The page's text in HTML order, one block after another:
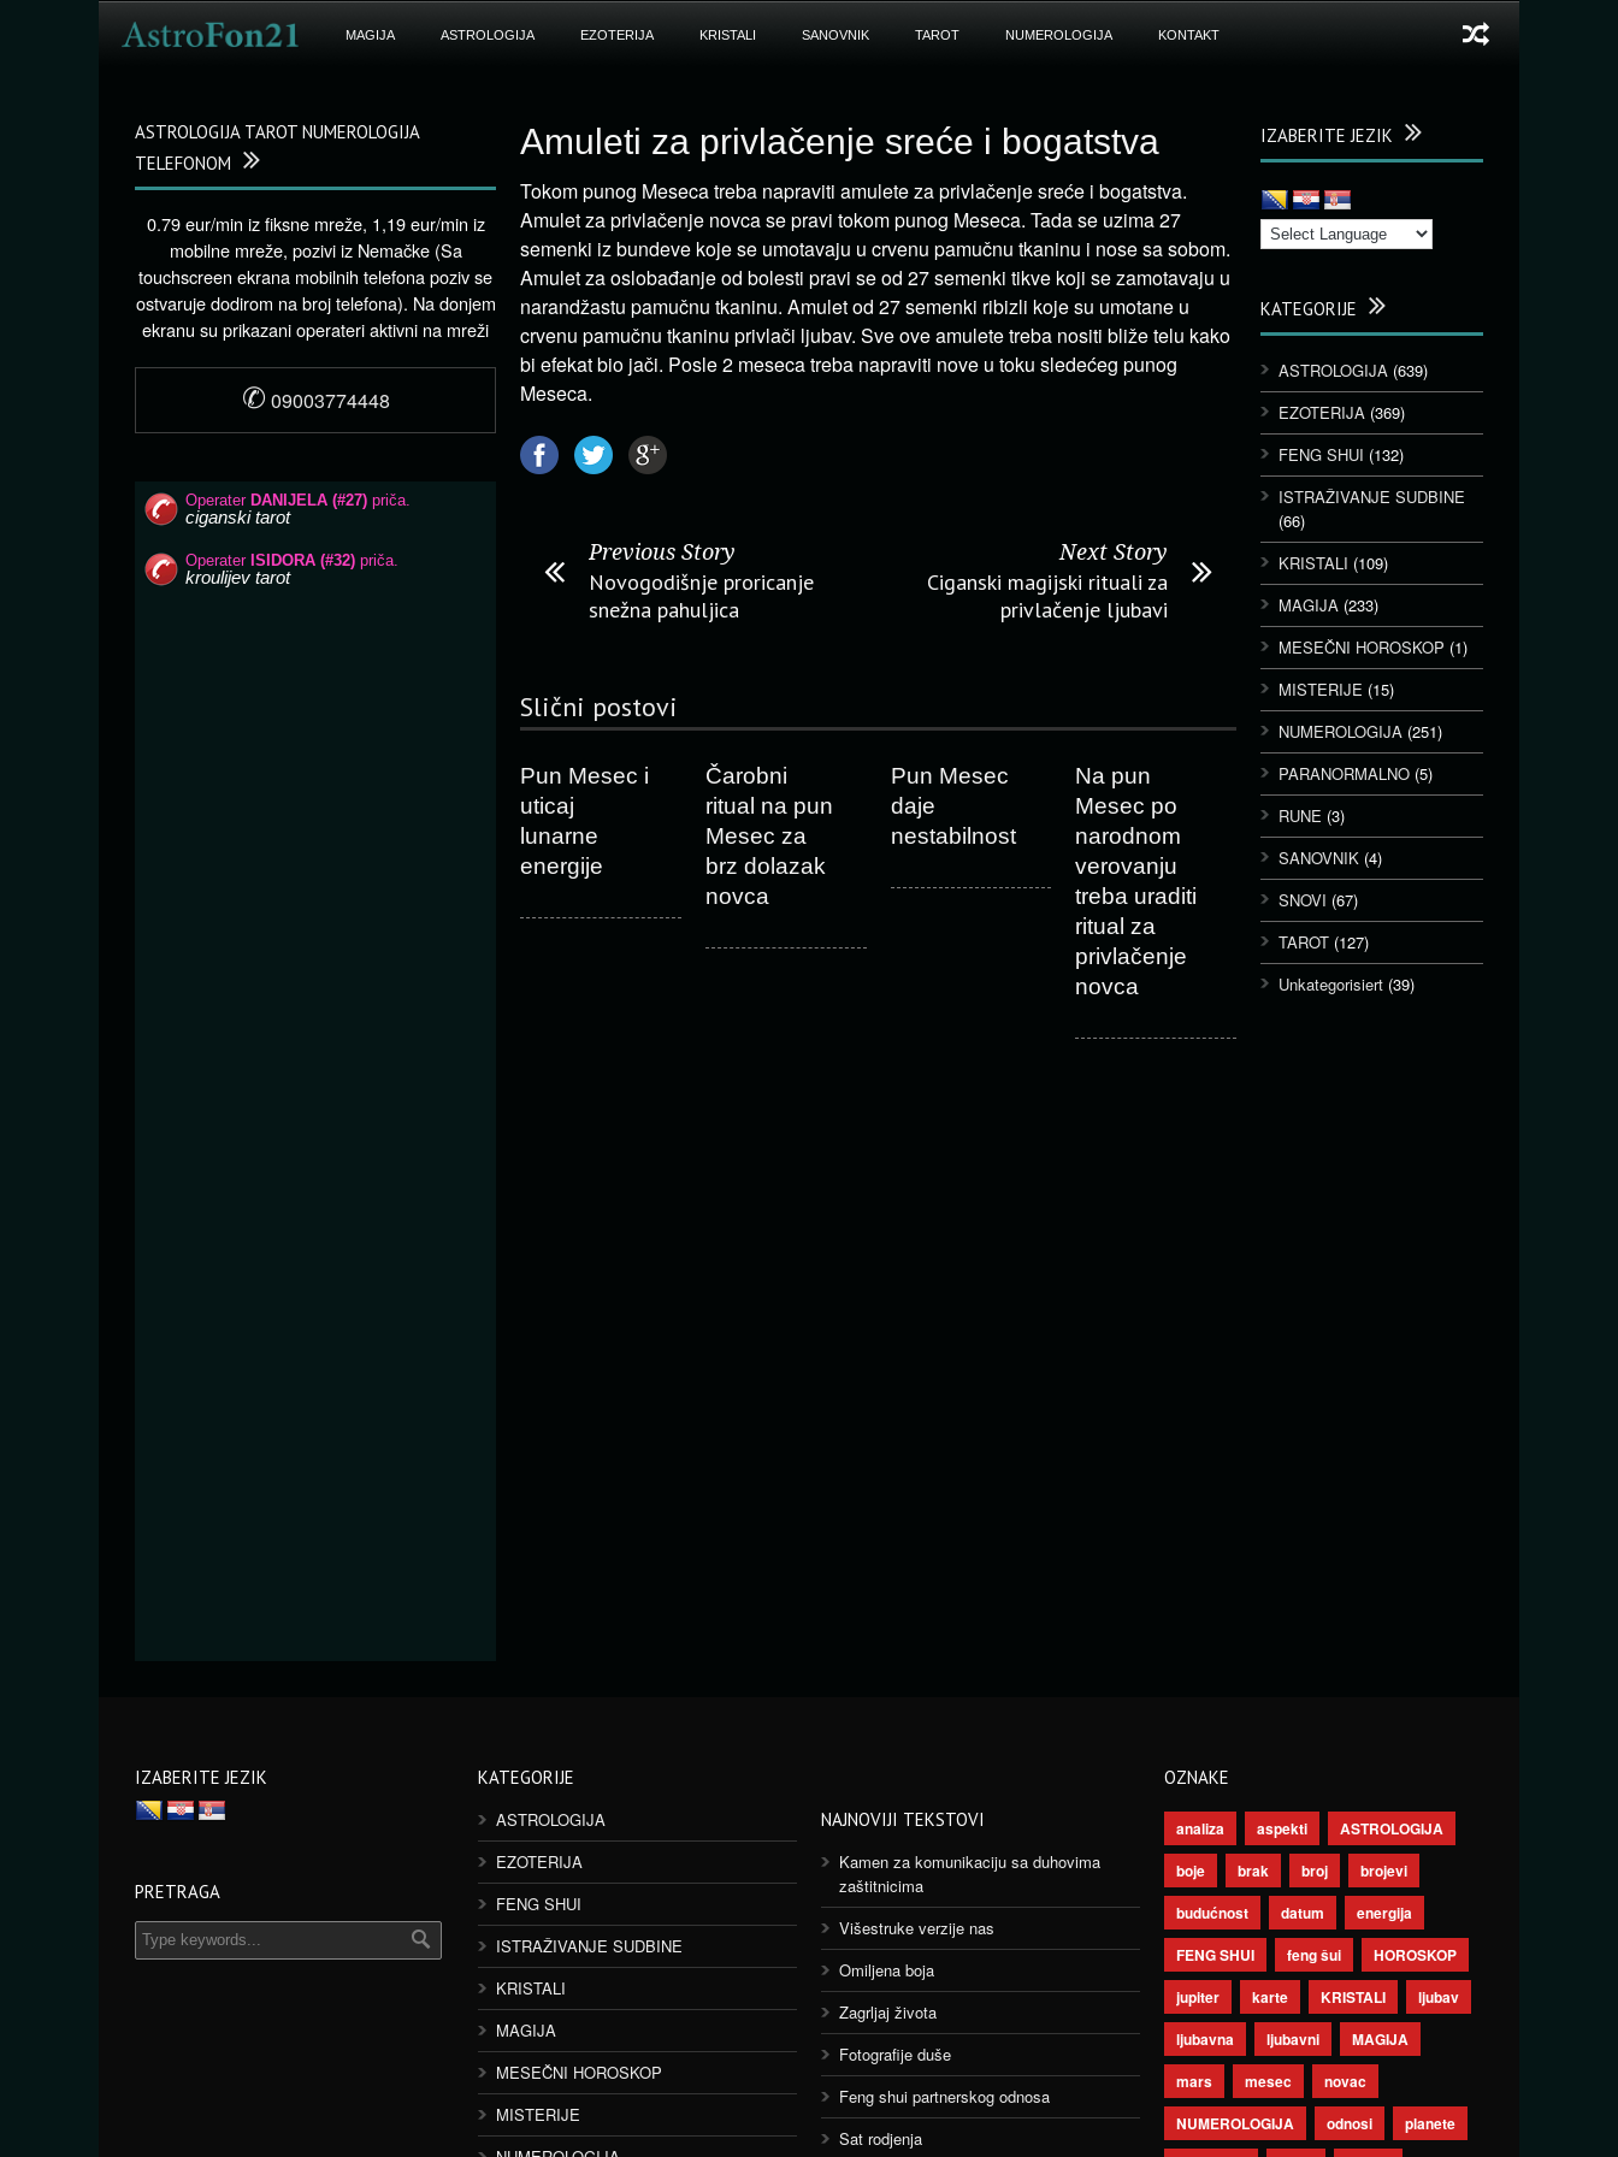
MAGIJA ASTROLOGIJA EZOTERIJA KRISTALI SANOVNIK TAROT NUMEROLOGIJA KONTAKT
Amuleti za privlačenje sreće i bogatstva
Tokom punog Meseca treba napraviti amulete za privlačenje sreće i bogatstva.
Amulet za privlačenje novca se pravi tokom punog Meseca. Tada se uzima 27
semenki iz bundeve koje se umotavaju u crvenu pamučnu tkaninu i nose sa sobom.
Amulet za oslobađanje od bolesti pravi se od 27 semenki tikve koji se zamotavaju u
narandžastu pamučnu tkaninu. Amulet od 27 semenki ribizli koje su umotane u
crvenu pamučnu tkaninu privlači ljubav. Sve ove amulete treba nositi bliže telu kako
bi efekat bio jači. Posle 2 meseca treba napraviti nove u toku sledećeg punog
Meseca.
Previous Story
Novogodišnje proricanje
snežna pahuljica
Next Story
Ciganski magijski rituali za
privlačenje ljubavi
Slični postovi
Pun Mesec i
uticaj
lunarne
energije
Čarobni
ritual na pun
Mesec za
brz dolazak
novca
Pun Mesec
daje
nestabilnost
Na pun
Mesec po
narodnom
verovanju
treba uraditi
ritual za
privlačenje
novca
IZABERITE JEZIK
KATEGORIJE
ASTROLOGIJA (639)
EZOTERIJA (369)
FENG SHUI (132)
ISTRAŽIVANJE SUDBINE
(66)
KRISTALI (109)
MAGIJA (233)
MESEČNI HOROSKOP (1)
MISTERIJE (15)
NUMEROLOGIJA (251)
PARANORMALNO (5)
RUNE (3)
SANOVNIK (4)
SNOVI (67)
TAROT (127)
Unkategorisiert (39)
ASTROLOGIJA TAROT NUMEROLOGIJA
TELEFONOM
0.79 eur/min iz fiksne mreže, 1,19 eur/min iz
mobilne mreže, pozivi iz Nemačke (Sa
touchscreen ekrana mobilnih telefona poziv se
ostvaruje dodirom na broj telefona). Na donjem
ekranu su prikazani operateri aktivni na mreži
✆ 09003774448
IZABERITE JEZIK
PRETRAGA
KATEGORIJE
ASTROLOGIJA
EZOTERIJA
FENG SHUI
ISTRAŽIVANJE SUDBINE
KRISTALI
MAGIJA
MESEČNI HOROSKOP
MISTERIJE
NAJNOVIJI TEKSTOVI
Kamen za komunikaciju sa duhovima
zaštitnicima
Višestruke verzije nas
Omiljena boja
Zagrljaj života
Fotografije duše
Feng shui partnerskog odnosa
Sat rodjenja
OZNAKE
analiza aspekti
ASTROLOGIJA
boje
brak broj
brojevi
budućnost
datum
energija
FENG SHUI
feng šui
HOROSKOP
jupiter
karte KRISTALI
ljubav
ljubavna
ljubavni
MAGIJA
mars
mesec
novac
NUMEROLOGIJA
odnosi
planete